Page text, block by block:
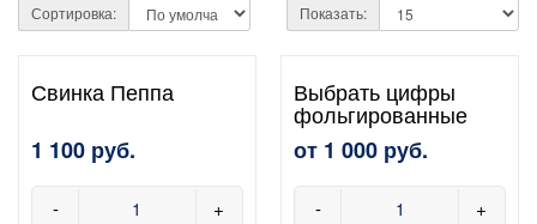
Сортировка: Показать:
Свинка Пеппа
1 100 руб.
- +
Выбрать цифры
фольгированные
от 1 000 руб.
- +